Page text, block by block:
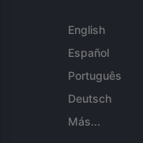
English
Español
Português
Deutsch
Más...